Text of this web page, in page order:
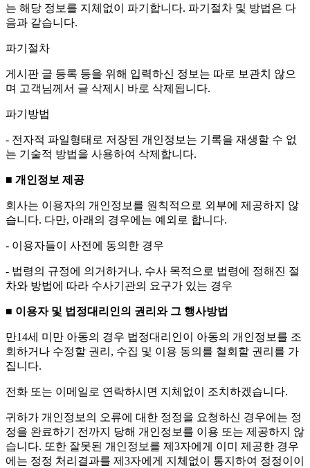
는 해당 정보를 지체없이 파기합니다. 파기절차 및 방법은 다
음과 같습니다.
파기절차
게시판 글 등록 등을 위해 입력하신 정보는 따로 보관치 않으
며 고객님께서 글 삭제시 바로 삭제됩니다.
파기방법
- 전자적 파일형태로 저장된 개인정보는 기록을 재생할 수 없
는 기술적 방법을 사용하여 삭제합니다.
■ 개인정보 제공
회사는 이용자의 개인정보를 원칙적으로 외부에 제공하지 않
습니다. 다만, 아래의 경우에는 예외로 합니다.
- 이용자들이 사전에 동의한 경우
- 법령의 규정에 의거하거나, 수사 목적으로 법령에 정해진 절
차와 방법에 따라 수사기관의 요구가 있는 경우
■ 이용자 및 법정대리인의 권리와 그 행사방법
만14세 미만 아동의 경우 법정대리인이 아동의 개인정보를 조
회하거나 수정할 권리, 수집 및 이용 동의를 철회할 권리를 가
집니다.
전화 또는 이메일로 연락하시면 지체없이 조치하겠습니다.
귀하가 개인정보의 오류에 대한 정정을 요청하신 경우에는 정
정을 완료하기 전까지 당해 개인정보를 이용 또는 제공하지 않
습니다. 또한 잘못된 개인정보를 제3자에게 이미 제공한 경우
에는 정정 처리결과를 제3자에게 지체없이 통지하여 정정이이